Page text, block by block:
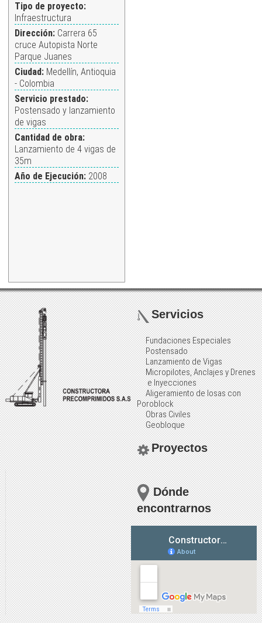
Tipo de proyecto:
Infraestructura
Dirección: Carrera 65
cruce Autopista Norte
Parque Juanes
Ciudad: Medellín, Antioquia
- Colombia
Servicio prestado:
Postensado y lanzamiento
de vigas
Cantidad de obra:
Lanzamiento de 4 vigas de
35m
Año de Ejecución: 2008
Servicios
Fundaciones Especiales
Postensado
Lanzamiento de Vigas
Micropilotes, Anclajes y Drenes
e Inyecciones
Aligeramiento de losas con
Poroblock
Obras Civiles
Geobloque
Proyectos
Dónde
encontrarnos